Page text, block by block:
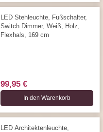
LED Stehleuchte, Fußschalter,
Switch Dimmer, Weiß, Holz,
Flexhals, 169 cm
99,95 €
In den Warenkorb
LED Architektenleuchte,